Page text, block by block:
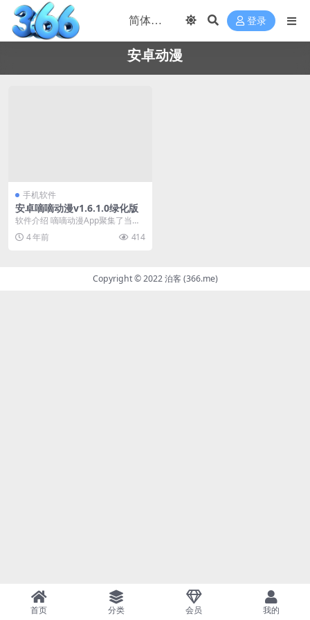
登录
安卓动漫
手机软件
安卓嘀嘀动漫v1.6.1.0绿化版
软件介绍 嘀嘀动漫App聚集了当下
热门的日漫、国漫、韩漫等等资
源，支持一键搜索！...
4 年前 414
Copyright © 2022 泊客 (366.me)
首页 分类 会员 我的